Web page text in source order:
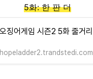
5화: 한 판 더
hopeladder2.trandstedi.com